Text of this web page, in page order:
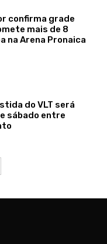
confirma grade
mais de 8
na Arena Pronaica
do VLT será
sábado entre